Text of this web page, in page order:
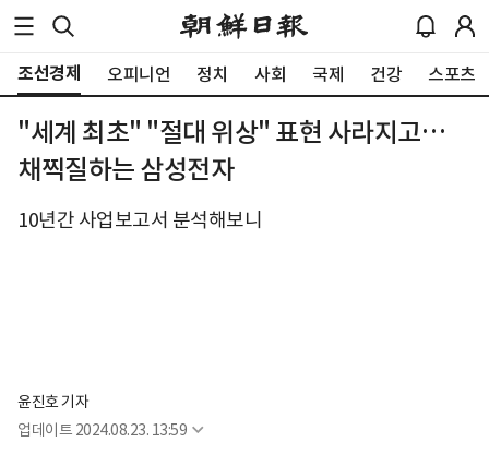
조선경제 오피니언 정치 사회 국제 건강 스포츠
"세계 최초" "절대 위상" 표현 사라지고…
채찍질하는 삼성전자
10년간 사업보고서 분석해보니
윤진호 기자
업데이트 2024.08.23. 13:59